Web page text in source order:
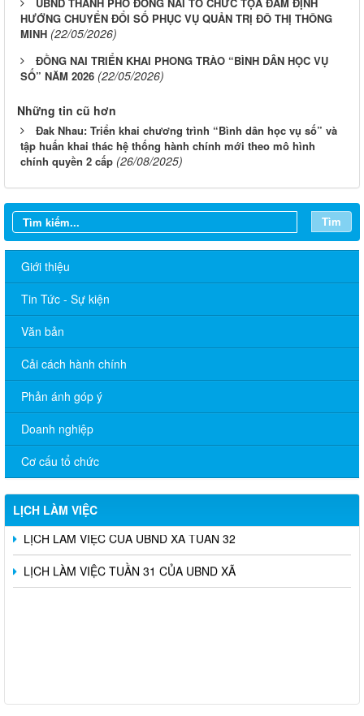
HƯỚNG CHUYỂN ĐỔI SỐ PHỤC VỤ QUẢN TRỊ ĐÔ THỊ THÔNG
MINH (22/05/2026)
ĐỒNG NAI TRIỂN KHAI PHONG TRÀO “BÌNH DÂN HỌC VỤ
SỐ” NĂM 2026 (22/05/2026)
Những tin cũ hơn
Đak Nhau: Triển khai chương trình “Bình dân học vụ số” và
tập huấn khai thác hệ thống hành chính mới theo mô hình
chính quyền 2 cấp (26/08/2025)
Tìm
Giới thiệu
Tin Tức - Sự kiện
Văn bản
Cải cách hành chính
Phản ánh góp ý
Doanh nghiệp
Cơ cấu tổ chức
LỊCH LÀM VIỆC
Lịch làm việc của HĐND-UBND Xã Tuần thứ 4 năm 2026 (Từ
ngày 19/1/2026 đến ngày 23/1/2026)
Lịch làm việc của HĐND-UBND Xã Tuần thứ 3 năm 2026 (Từ
ngày 12/1/2026 đến ngày 16/1/2026)
LỊCH LÀM VIỆC CỦA UBND XÃ TUẦN 32
LỊCH LÀM VIỆC TUẦN 31 CỦA UBND XÃ